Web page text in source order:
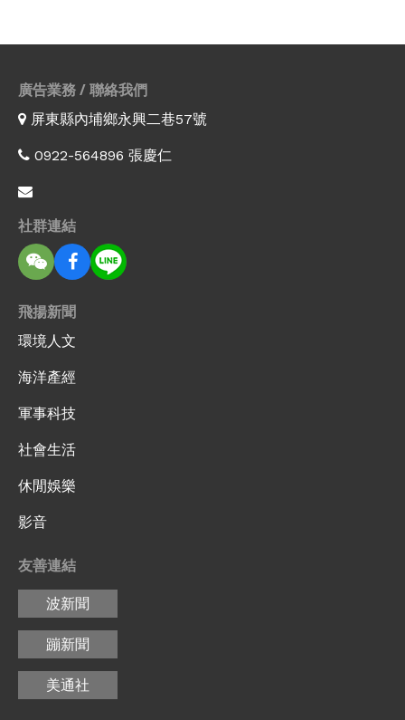
廣告業務 / 聯絡我們
屏東縣內埔鄉永興二巷57號
0922-564896 張慶仁
社群連結
飛揚新聞
環境人文
海洋產經
軍事科技
社會生活
休閒娛樂
影音
友善連結
波新聞
蹦新聞
美通社